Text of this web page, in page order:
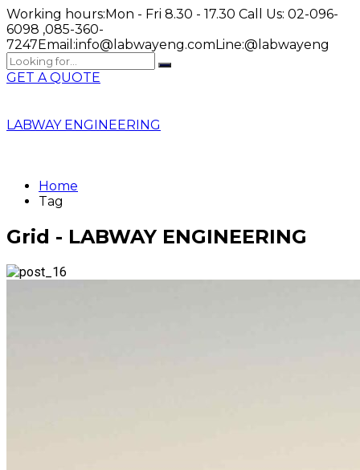
Working hours:Mon - Fri 8.30 - 17.30 Call Us: 02-096-
6098 ,085-360-
7247Email:info@labwayeng.comLine:@labwayeng
GET A QUOTE
LABWAY ENGINEERING
Home
Tag
Grid - LABWAY ENGINEERING